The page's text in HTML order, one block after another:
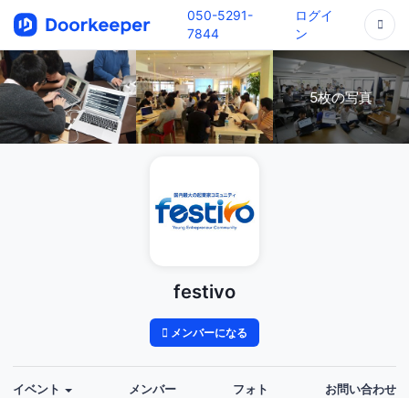
050-5291-
7844
ログイ
ン
5枚の写真
festivo
メンバーになる
イベント メンバー フォト お問い合わせ